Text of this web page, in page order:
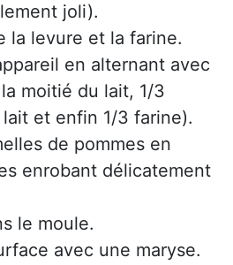
joli).
la levure et la farine.
en alternant avec
moitié du lait, 1/3
et enfin 1/3 farine).
de pommes en
enrobant délicatement
le moule.
avec une maryse.